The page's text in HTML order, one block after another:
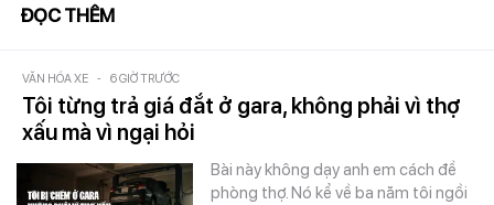
ĐỌC THÊM
VĂN HÓA XE - 6 GIỜ TRƯỚC
Tôi từng trả giá đắt ở gara, không phải vì thợ
xấu mà vì ngại hỏi
Bài này không dạy anh em cách đề
phòng thợ. Nó kể về ba năm tôi ngồi